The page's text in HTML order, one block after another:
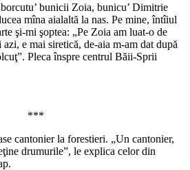
bunicii Zoia, bunicu’ Dimitrie
mîna aialaltă la nas. Pe mine, întîiul
şi-mi şoptea: „Pe Zoia am luat-o de
e mai siretică, de-aia m-am dat după
Pleca înspre centrul Băii-Sprii
***
cantonier la forestieri. „Un cantonier,
drumurile”, le explica celor din